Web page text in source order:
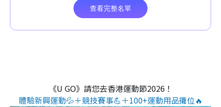
《U GO》請您去香港運動節2026！
體驗新興運動💦＋競技賽事💪＋100+運動用品攤位🔥